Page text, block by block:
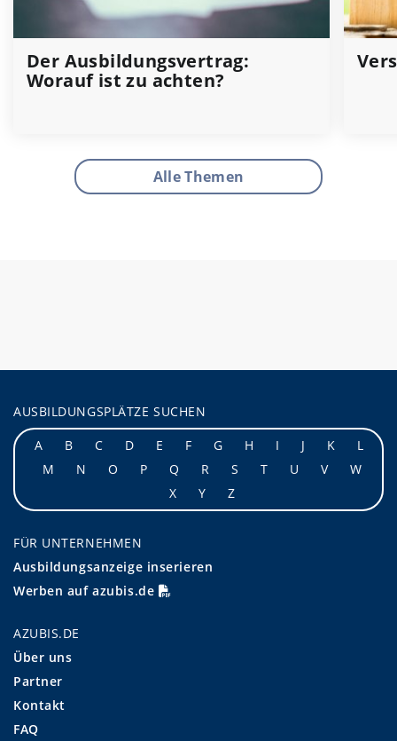
Der Ausbildungsvertrag:
Worauf ist zu achten?
Alle Themen
AUSBILDUNGSPLÄTZE SUCHEN
A
B C D E F G H I J K
L
M
N O P Q R S T U V
W
X
Y Z
FÜR UNTERNEHMEN
Ausbildungsanzeige inserieren
Werben auf azubis.de
AZUBIS.DE
Über uns
Partner
Kontakt
FAQ